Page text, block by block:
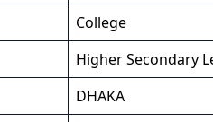
College
Higher Secondary
DHAKA